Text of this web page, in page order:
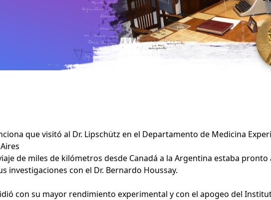
que visitó al Dr. Lipschütz en el Departamento de Medicina
de miles de kilómetros desde Canadá a la Argentina estaba
investigaciones con el Dr. Bernardo Houssay.
con su mayor rendimiento experimental y con el apogeo del